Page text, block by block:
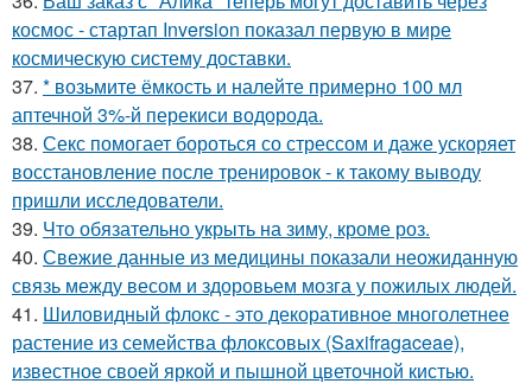
космос - стартап Inversion показал первую в мире
космическую систему доставки.
37. * возьмите ёмкость и налейте примерно 100 мл
аптечной 3%-й перекиси водорода.
38. Секс помогает бороться со стрессом и даже ускоряет
восстановление после тренировок - к такому выводу
пришли исследователи.
39. Что обязательно укрыть на зиму, кроме роз.
40. Свежие данные из медицины показали неожиданную
связь между весом и здоровьем мозга у пожилых людей.
41. Шиловидный флокс - это декоративное многолетнее
растение из семейства флоксовых (Saxifragaceae),
известное своей яркой и пышной цветочной кистью.